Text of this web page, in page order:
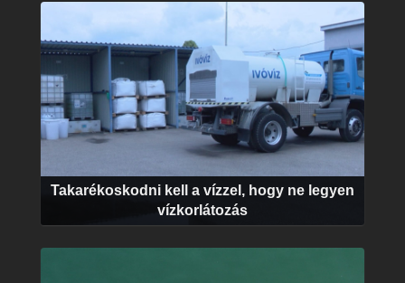
Takarékoskodni kell a vízzel, hogy ne legyen
vízkorlátozás